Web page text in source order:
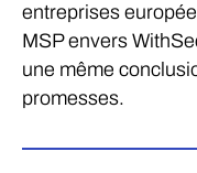
entreprises
MSP envers
une même
promesses.